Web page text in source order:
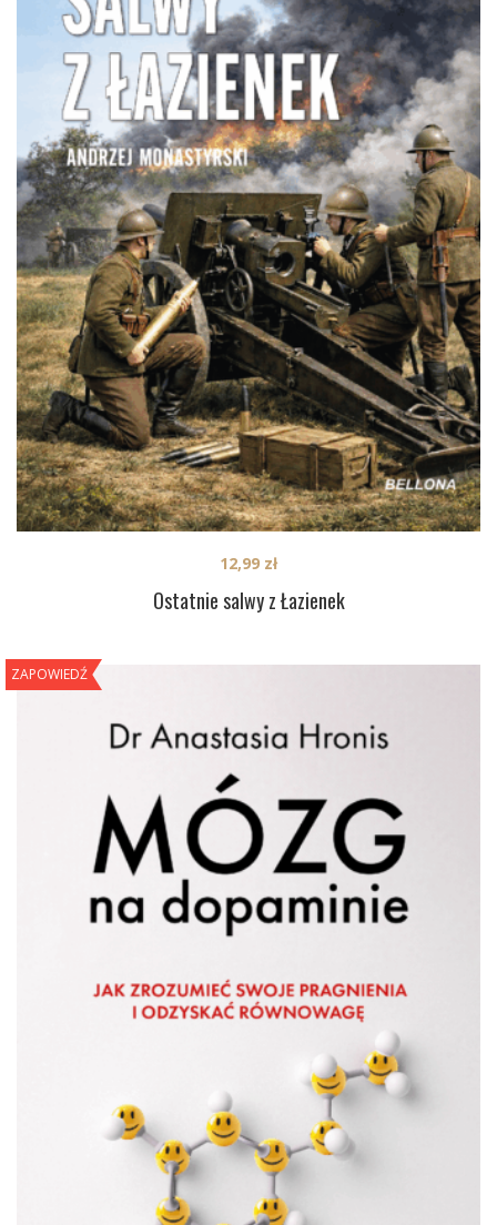
Ostatnie salwy z Łazienek
12,99 zł
ZAPOWIEDŹ